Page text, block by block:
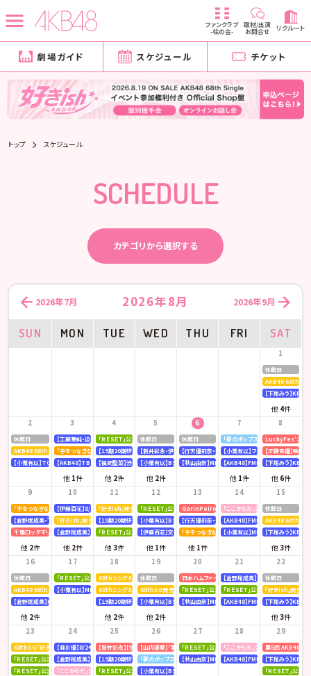
ファンクラブ
-柱の会-
取材/出演
お問合せ リクルート
劇場ガイド スケジュール チケット
トップ スケジュール
SCHEDULE
カテゴリから選択する
2026年8月
2026年7月 2026年9月
SUN MON TUE WED THU FRI SAT
休館日
AKB48 68thシン
【下尾みう】
他 4件
1
休館日
AKB48 68thシングル OS盤 【個別握手会】 @パシフィコ横浜
【小栗有以】TOKYOMX「MXグランプリ2026～異端芸人決定戦～」
2
【工藤華純・迫由芽実】大分合同新聞
「手をつなぎながら」公演
【AKB48】TBS「CDTV ライブ! ライブ!」
他 1件
3
「ＲＥＳＥＴ」公演
【19期20期研究生】SHOWROOM「AKB48研究生パレット 〜多彩な魅力をお届け〜」
【福岡聖菜】渋谷クロスFM「AKB48福岡聖菜の あなたに福を届けますらじお☆」
他 2件
4
休館日
【新井彩永・伊藤百花】文化放送「矢吹奈子のレコメン！」
【小栗有以】BSテレ東「ドライな同期の溺愛癖」
他 2件
5
休館日
【行天優莉奈・新井彩永】ラジオNIKKEI「虎ノ門 トレ
【秋山由奈】MBSラジオ「アッパレやってまーす！」
6
「夢のポップスター」公演
【小栗有以】フジテレビ「全力！脱力タ
【AKB48】FMFUJI「AKB48の
他 1件
7
LuckyFes’26
【正鋳真優】映画
【下尾みう】
他 6件
8
「手をつなぎながら」公演
【倉野尾成美・下尾みう・工藤華純・山口結愛】LOVE FM「AKB48九州放送部！」
千葉ロッテマリーンズ「BLACK SUMMER WEEK supported by クーリッシュ」
他 2件
9
【伊藤百花】8/10(月)発売「mini 9月号」
『好きish』発売記念 リミスタインターネットサイン会
【倉野尾成美】KBCラジオ「下町やぶさか診療所」
他 2件
10
『好きish』発売記念 リミスタインターネットサイン会
【19期20期研究生】SHOWROOM「AKB48研究生パレット 〜多彩な魅力をお届け〜」
「ＲＥＳＥＴ」公演
他3件
11
「ＲＥＳＥＴ」公演
【小栗有以】BSテレ東「ドライな同期の溺愛癖」
【伊藤百花】文化放送「AKB48伊藤百花のひと“花”咲かせたいっ！」
他 1件
12
GarinPeiro FES 『THE ROOTS 2026』
【行天優莉奈・新井彩永】ラジオNIKKEI「虎ノ門 トレ
「手をつなぎながら」公演
他 1件
13
「ここからだ」公演
【AKB48】FMFUJI「AKB48の
【小栗有以】MBSテレビ「深夜の爆
14
休館日
AKB48 68thシン
【下尾みう】
他3件
15
休館日
AKB48 68thシングル OS盤 【オンラインお話し会】
【倉野尾成美】KBCラジオ「下町やぶさか診療所」
他 2件
16
「ＲＥＳＥＴ」公演
【小栗有以】MBSラジオ「アッパレやってまーす！」
17
68thシングル『好きish』発売記念 「グループ握手会」
68thシングル『好きish』 発売記念「お見送り会」
【19期20期研究生】SHOWROOM「AKB48研究生パレット 〜多彩な魅力をお届け〜」
他 2件
18
休館日
68thSG発売記念イベント「『好きish』握手祭」
【小栗有以】BSテレ東「ドライな同期の溺愛癖」
他 2件
19
日本ハムファイターズ〈AFTER GAME〉スペシャルラ
「ＲＥＳＥＴ」公演
【秋山由奈】MBSラジオ「アッパレやってまーす！」
20
【倉野尾成美】8/21(金)発売『アップ
「ＲＥＳＥＴ」公演
【AKB48】FMFUJI「AKB48の
21
休館日
『好きish』発売記
【下尾みう】
他3件
22
68thSG『好きish』初回限定盤 発売記念「仙台握手会」
「ＲＥＳＥＴ」公演
「ＲＥＳＥＴ」公演
23
【森川優】8/24(月)発売「B.L.T. SUMMER CANDY 2026」
【倉野尾成美】KBCラジオ「下町やぶさか診療所」
「ここからだ」公演
24
【新井彩永】【伊藤百花】ピンク・レディー 「トリビュートコンサート」
【19期20期研究生】SHOWROOM「AKB48研究生パレット 〜多彩な魅力をお届け〜」
「ＲＥＳＥＴ」公演
25
【山内瑞葵】「第14回 全国高等学校ダンス部選手権」
「夢のポップスター」公演
【小栗有以】BSテレ東「ドライな同期の溺愛癖」
26
「ＲＥＳＥＴ」公演
【秋山由奈】MBSラジオ「アッパレやってまーす！」
27
「ここからだ」公演
【AKB48】FMFUJI「AKB48の
28
第5回 AKB48グル
【下尾みう】
「ＲＥＳＥＴ」公演
29